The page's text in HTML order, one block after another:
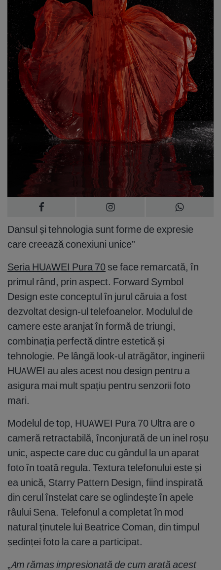
Dansul și tehnologia sunt forme de expresie
care creează conexiuni unice”
Seria HUAWEI Pura 70 se face remarcată, în
primul rând, prin aspect. Forward Symbol
Design este conceptul în jurul căruia a fost
dezvoltat design-ul telefoanelor. Modulul de
camere este aranjat în formă de triungi,
combinația perfectă dintre estetică și
tehnologie. Pe lângă look-ul atrăgător, inginerii
HUAWEI au ales acest nou design pentru a
asigura mai mult spațiu pentru senzorii foto
mari.
Modelul de top, HUAWEI Pura 70 Ultra are o
cameră retractabilă, înconjurată de un inel roșu
unic, aspecte care duc cu gândul la un aparat
foto în toată regula. Textura telefonului este și
ea unică, Starry Pattern Design, fiind inspirată
din cerul înstelat care se oglindește în apele
râului Sena. Telefonul a completat în mod
natural ținutele lui Beatrice Coman, din timpul
ședinței foto la care a participat.
„Am rămas impresionată de cum arată acest